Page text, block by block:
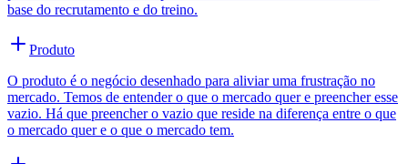
base do recrutamento e do treino.
Produto
O produto é o negócio desenhado para aliviar uma frustração no
mercado. Temos de entender o que o mercado quer e preencher esse
vazio. Há que preencher o vazio que reside na diferença entre o que
o mercado quer e o que o mercado tem.